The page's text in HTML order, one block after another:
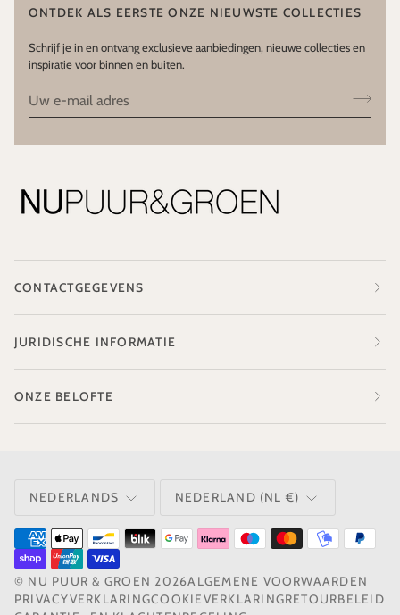
ONTDEK ALS EERSTE ONZE NIEUWSTE COLLECTIES
Schrijf je in en ontvang exclusieve aanbiedingen, nieuwe collecties en
inspiratie voor binnen en buiten.
CONTACTGEGEVENS
JURIDISCHE INFORMATIE
ONZE BELOFTE
NEDERLANDS NEDERLAND (NL €)
© NU PUUR & GROEN 2026ALGEMENE VOORWAARDEN
PRIVACYVERKLARINGCOOKIEVERKLARINGRETOURBELEID